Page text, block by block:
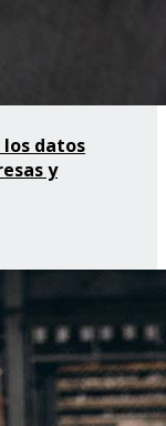
los datos
y